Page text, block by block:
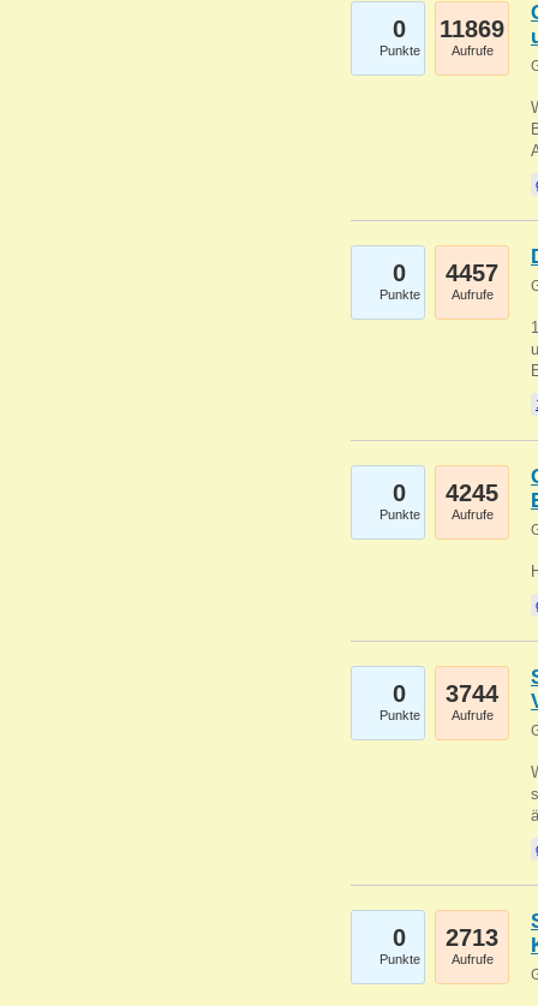
0
Punkte
11869
Aufrufe
0
Punkte
4457
Aufrufe
0
Punkte
4245
Aufrufe
0
Punkte
3744
Aufrufe
0
Punkte
2713
Aufrufe